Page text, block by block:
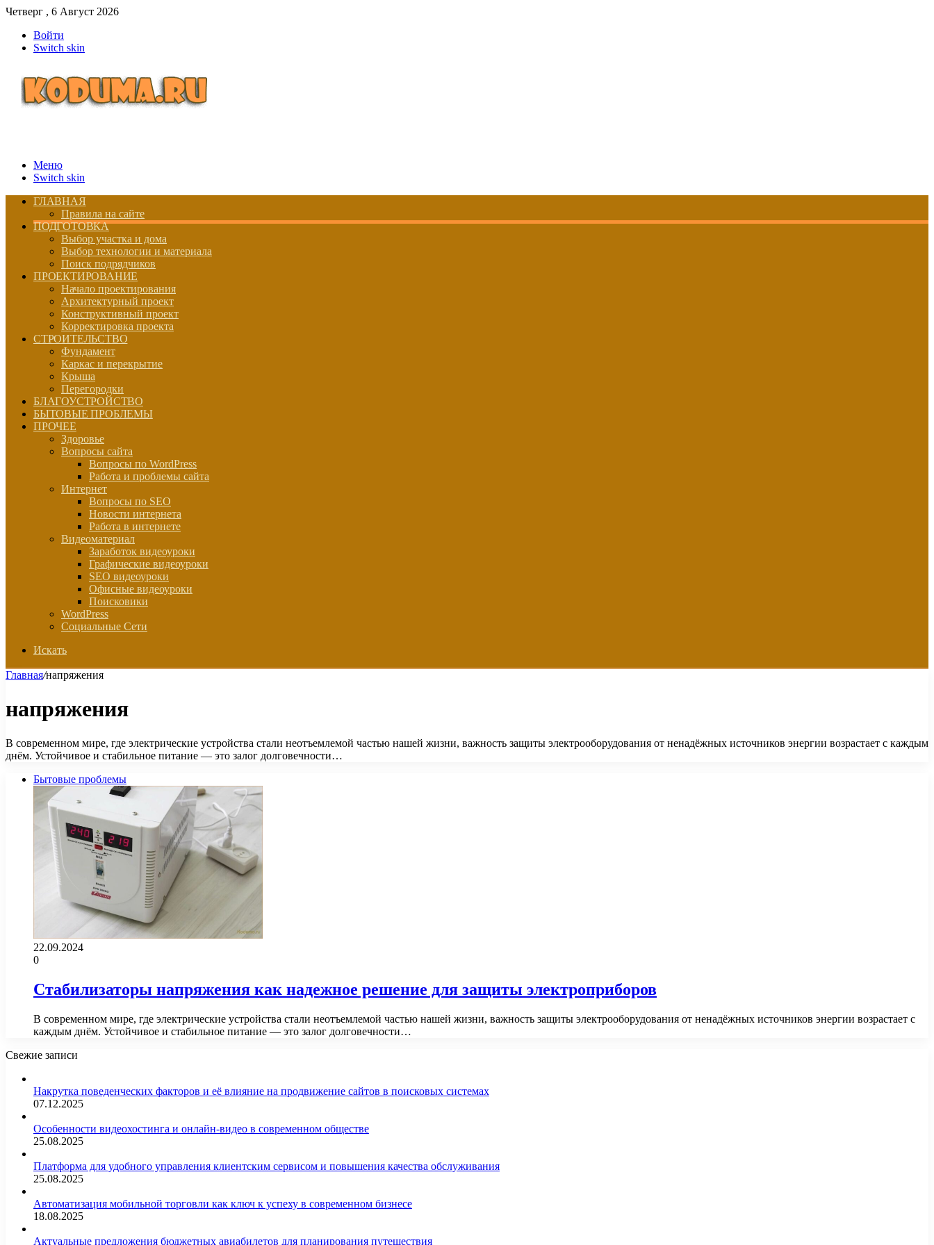
Четверг , 6 Август 2026
Войти
Switch skin
Меню
Switch skin
ГЛАВНАЯ
Правила на сайте
ПОДГОТОВКА
Выбор участка и дома
Выбор технологии и материала
Поиск подрядчиков
ПРОЕКТИРОВАНИЕ
Начало проектирования
Архитектурный проект
Конструктивный проект
Корректировка проекта
СТРОИТЕЛЬСТВО
Фундамент
Каркас и перекрытие
Крыша
Перегородки
БЛАГОУСТРОЙСТВО
БЫТОВЫЕ ПРОБЛЕМЫ
ПРОЧЕЕ
Здоровье
Вопросы сайта
Вопросы по WordPress
Работа и проблемы сайта
Интернет
Вопросы по SEO
Новости интернета
Работа в интернете
Видеоматериал
Заработок видеоуроки
Графические видеоуроки
SEO видеоуроки
Офисные видеоуроки
Поисковики
WordPress
Социальные Сети
Искать
Главная/напряжения
напряжения
В современном мире, где электрические устройства стали неотъемлемой частью нашей жизни, важность защиты электрооборудования от ненадёжных источников энергии возрастает с каждым
днём. Устойчивое и стабильное питание — это залог долговечности…
Бытовые проблемы
22.09.2024
0
Стабилизаторы напряжения как надежное решение для защиты электроприборов
В современном мире, где электрические устройства стали неотъемлемой частью нашей жизни, важность защиты электрооборудования от ненадёжных источников энергии возрастает с
каждым днём. Устойчивое и стабильное питание — это залог долговечности…
Свежие записи
Накрутка поведенческих факторов и её влияние на продвижение сайтов в поисковых системах
07.12.2025
Особенности видеохостинга и онлайн-видео в современном обществе
25.08.2025
Платформа для удобного управления клиентским сервисом и повышения качества обслуживания
25.08.2025
Автоматизация мобильной торговли как ключ к успеху в современном бизнесе
18.08.2025
Актуальные предложения бюджетных авиабилетов для планирования путешествия